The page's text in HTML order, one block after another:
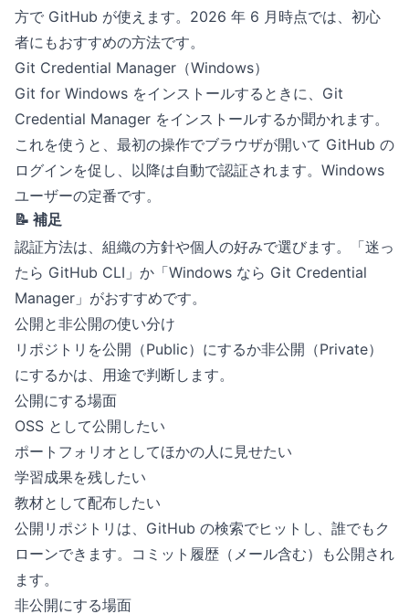
方で GitHub が使えます。2026 年 6 月時点では、初心
者にもおすすめの方法です。
Git Credential Manager（Windows）
Git for Windows をインストールするときに、Git
Credential Manager をインストールするか聞かれます。
これを使うと、最初の操作でブラウザが開いて GitHub の
ログインを促し、以降は自動で認証されます。Windows
ユーザーの定番です。
📝 補足
認証方法は、組織の方針や個人の好みで選びます。「迷っ
たら GitHub CLI」か「Windows なら Git Credential
Manager」がおすすめです。
公開と非公開の使い分け
リポジトリを公開（Public）にするか非公開（Private）
にするかは、用途で判断します。
公開にする場面
OSS として公開したい
ポートフォリオとしてほかの人に見せたい
学習成果を残したい
教材として配布したい
公開リポジトリは、GitHub の検索でヒットし、誰でもク
ローンできます。コミット履歴（メール含む）も公開され
ます。
非公開にする場面